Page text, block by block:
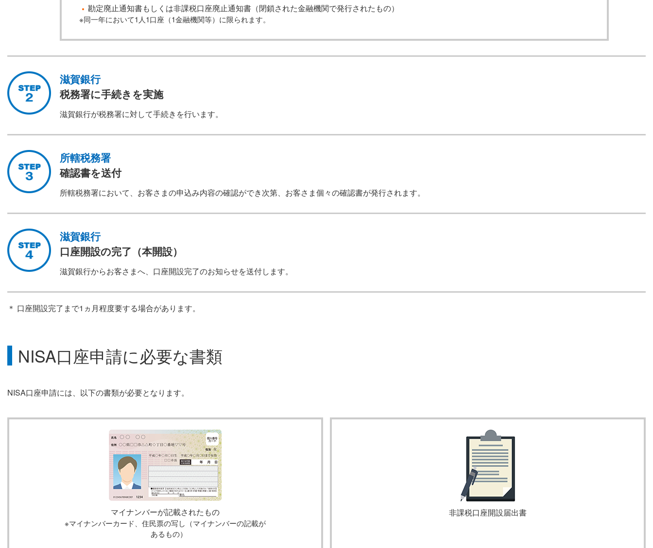
勘定廃止通知書もしくは非課税口座廃止通知書（閉鎖された金融機関で発行されたもの）
※同一年において1人1口座（1金融機関等）に限られます。
滋賀銀行
税務署に手続きを実施
滋賀銀行が税務署に対して手続きを行います。
所轄税務署
確認書を送付
所轄税務署において、お客さまの申込み内容の確認ができ次第、お客さま個々の確認書が発行されます。
滋賀銀行
口座開設の完了（本開設）
滋賀銀行からお客さまへ、口座開設完了のお知らせを送付します。
＊ 口座開設完了まで1ヵ月程度要する場合があります。
NISA口座申請に必要な書類
NISA口座申請には、以下の書類が必要となります。
マイナンバーが記載されたもの
※マイナンバーカード、住民票の写し（マイナンバーの記載が
あるもの）
非課税口座開設届出書